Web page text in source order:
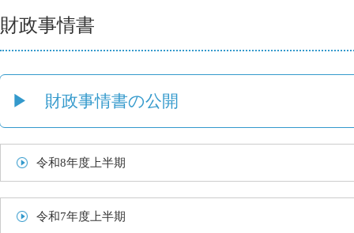
財政事情書
▶ 財政事情書の公開
令和8年度上半期
令和7年度上半期